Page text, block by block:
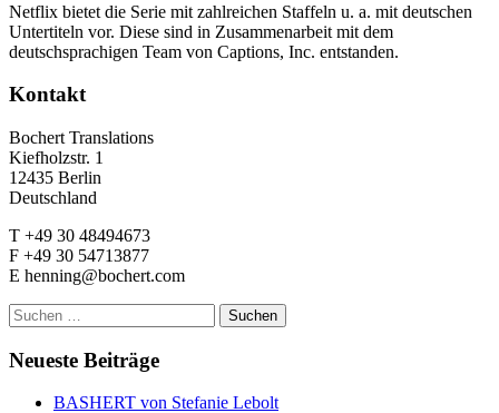
Netflix bietet die Serie mit zahlreichen Staffeln u. a. mit deutschen
Untertiteln vor. Diese sind in Zusammenarbeit mit dem
deutschsprachigen Team von Captions, Inc. entstanden.
Kontakt
Bochert Translations
Kiefholzstr. 1
12435 Berlin
Deutschland
T +49 30 48494673
F +49 30 54713877
E henning@bochert.com
Suchen
nach:
Neueste Beiträge
BASHERT von Stefanie Lebolt